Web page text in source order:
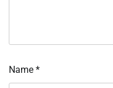
Name *